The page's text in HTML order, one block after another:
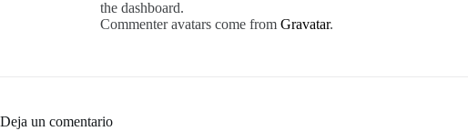
the dashboard.
Commenter avatars come from Gravatar.
Deja un comentario